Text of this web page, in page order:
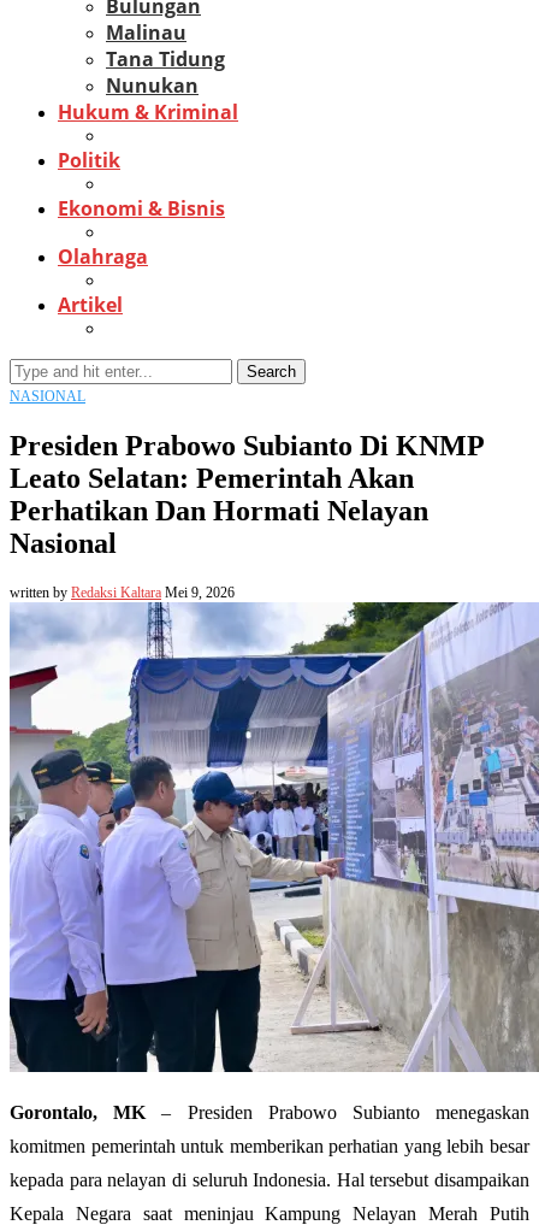
Bulungan
Malinau
Tana Tidung
Nunukan
Hukum & Kriminal
Politik
Ekonomi & Bisnis
Olahraga
Artikel
Search
NASIONAL
Presiden Prabowo Subianto Di KNMP
Leato Selatan: Pemerintah Akan
Perhatikan Dan Hormati Nelayan
Nasional
written by Redaksi Kaltara Mei 9, 2026
Gorontalo, MK – Presiden Prabowo Subianto menegaskan
komitmen pemerintah untuk memberikan perhatian yang lebih besar
kepada para nelayan di seluruh Indonesia. Hal tersebut disampaikan
Kepala Negara saat meninjau Kampung Nelayan Merah Putih